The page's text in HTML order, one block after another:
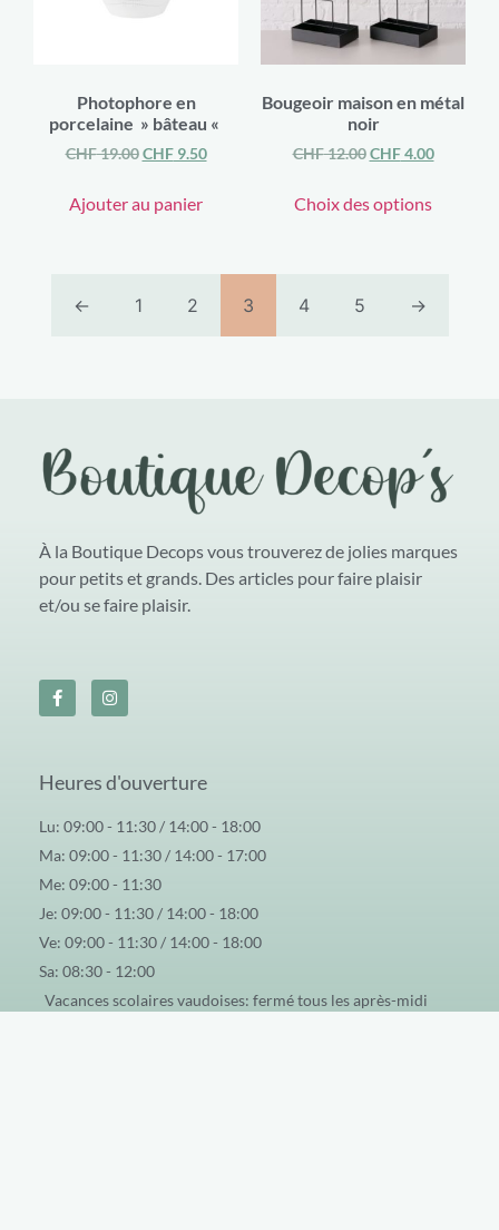
Photophore en
porcelaine » bâteau «
CHF19.00 CHF9.50
Ajouter au panier
Bougeoir maison en métal
noir
CHF12.00 CHF4.00
Choix des options
← 1 2 3 4 5 →
À la Boutique Decops vous trouverez de jolies marques
pour petits et grands. Des articles pour faire plaisir
et/ou se faire plaisir.
Heures d'ouverture
Lu: 09:00 - 11:30 / 14:00 - 18:00
Ma: 09:00 - 11:30 / 14:00 - 17:00
Me: 09:00 - 11:30
Je: 09:00 - 11:30 / 14:00 - 18:00
Ve: 09:00 - 11:30 / 14:00 - 18:00
Sa: 08:30 - 12:00
Vacances scolaires vaudoises: fermé tous les après-midi